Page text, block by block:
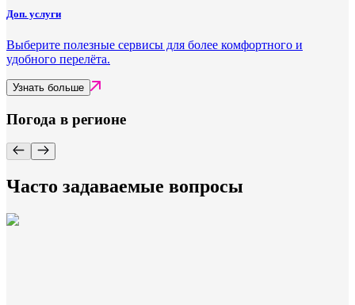
Доп. услуги
Выберите полезные сервисы для более комфортного и
удобного перелёта.
Узнать больше
Погода в регионе
Часто задаваемые вопросы